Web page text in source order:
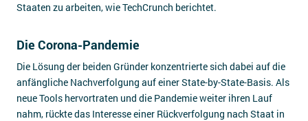
Staaten zu arbeiten, wie TechCrunch berichtet.
Die Corona-Pandemie
Die Lösung der beiden Gründer konzentrierte sich dabei auf die
anfängliche Nachverfolgung auf einer State-by-State-Basis. Als
neue Tools hervortraten und die Pandemie weiter ihren Lauf
nahm, rückte das Interesse einer Rückverfolgung nach Staat in